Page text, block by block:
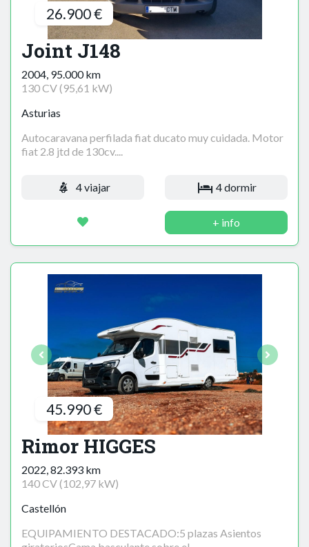
26.900 €
Joint J148
2004, 95.000 km
130 CV (95,61 kW)
Asturias
Autocaravana perfilada fiat ducato muy cuidada. Motor
fiat 2.8 jtd de 130cv....
4 viajar 4 dormir
+ info
45.990 €
Rimor HIGGES
2022, 82.393 km
140 CV (102,97 kW)
Castellón
EQUIPAMIENTO DESTACADO:5 plazas Asientos